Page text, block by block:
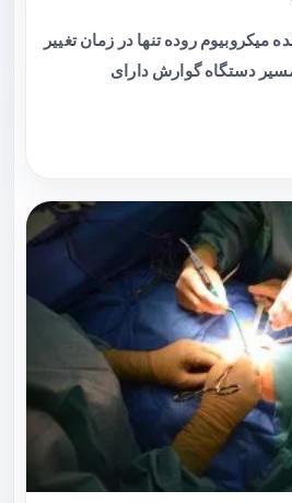
میکروبیوم روده تنها در زمان تغییر
دستگاه گوارش دارای